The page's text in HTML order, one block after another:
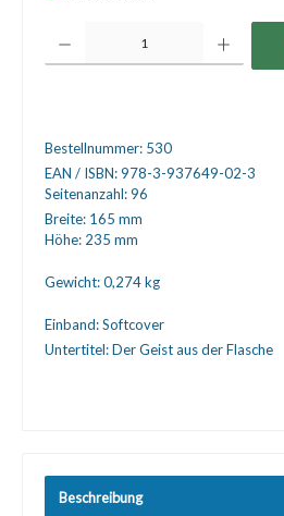
Bestellnummer: 530
EAN / ISBN:978-3-937649-02-3
Seitenanzahl:96
Breite: 165 mm
Höhe: 235 mm
Gewicht:0,274 kg
Einband:Softcover
Untertitel:Der Geist aus der Flasche
Beschreibung